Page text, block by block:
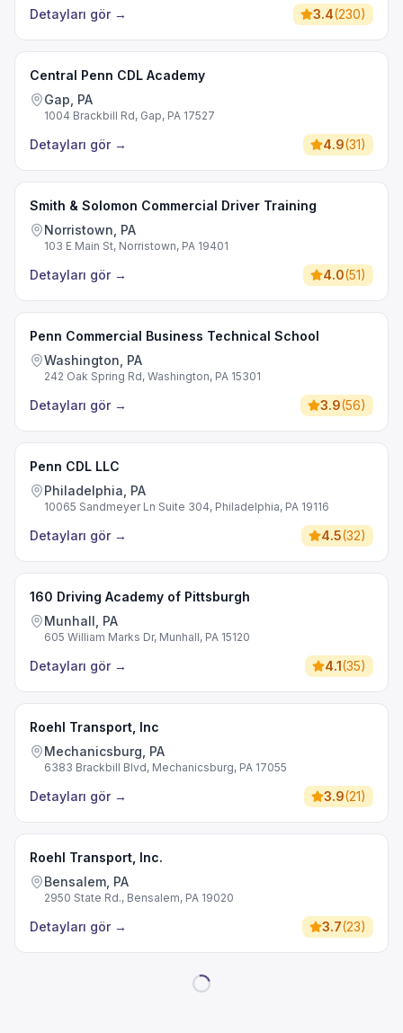
Detayları gör → 3.4(230)
Central Penn CDL Academy
Gap, PA
1004 Brackbill Rd, Gap, PA 17527
Detayları gör → 4.9(31)
Smith & Solomon Commercial Driver Training
Norristown, PA
103 E Main St, Norristown, PA 19401
Detayları gör → 4.0(51)
Penn Commercial Business Technical School
Washington, PA
242 Oak Spring Rd, Washington, PA 15301
Detayları gör → 3.9(56)
Penn CDL LLC
Philadelphia, PA
10065 Sandmeyer Ln Suite 304, Philadelphia, PA 19116
Detayları gör → 4.5(32)
160 Driving Academy of Pittsburgh
Munhall, PA
605 William Marks Dr, Munhall, PA 15120
Detayları gör → 4.1(35)
Roehl Transport, Inc
Mechanicsburg, PA
6383 Brackbill Blvd, Mechanicsburg, PA 17055
Detayları gör → 3.9(21)
Roehl Transport, Inc.
Bensalem, PA
2950 State Rd., Bensalem, PA 19020
Detayları gör → 3.7(23)